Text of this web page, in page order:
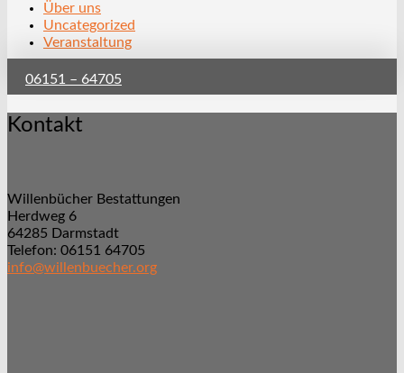
Über uns
Uncategorized
Veranstaltung
06151 – 64705
Kontakt
Willenbücher Bestattungen
Herdweg 6
64285 Darmstadt
Telefon: 06151 64705
info@willenbuecher.org